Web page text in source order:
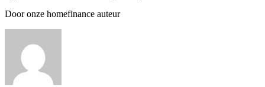
Door onze homefinance auteur